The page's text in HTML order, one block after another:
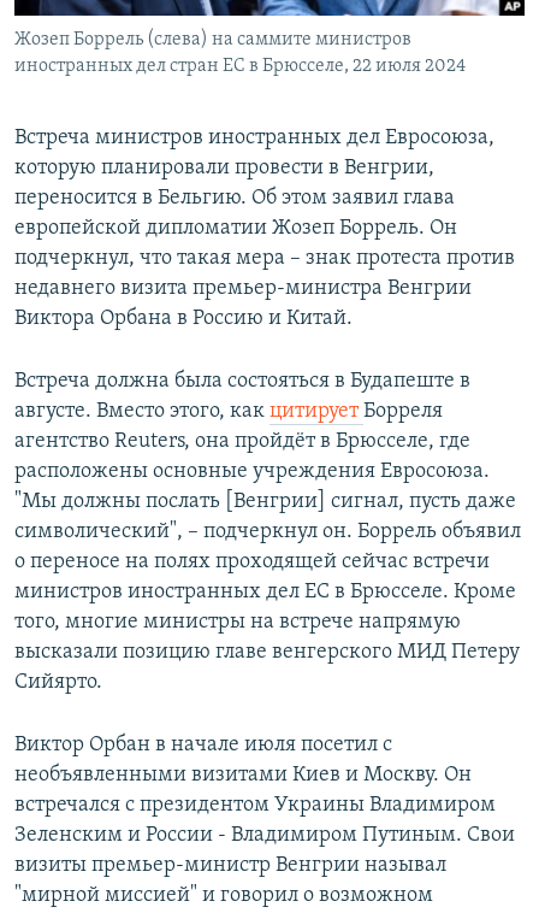
Жозеп Боррель (слева) на саммите министров
иностранных дел стран ЕС в Брюсселе, 22 июля 2024
Встреча министров иностранных дел Евросоюза,
которую планировали провести в Венгрии,
переносится в Бельгию. Об этом заявил глава
европейской дипломатии Жозеп Боррель. Он
подчеркнул, что такая мера – знак протеста против
недавнего визита премьер-министра Венгрии
Виктора Орбана в Россию и Китай.
Встреча должна была состояться в Будапеште в
августе. Вместо этого, как цитируетБорреля
агентство Reuters, она пройдёт в Брюсселе, где
расположены основные учреждения Евросоюза.
"Мы должны послать [Венгрии] сигнал, пусть даже
символический", – подчеркнул он. Боррель объявил
о переносе на полях проходящей сейчас встречи
министров иностранных дел ЕС в Брюсселе. Кроме
того, многие министры на встрече напрямую
высказали позицию главе венгерского МИД Петеру
Сийярто.
Виктор Орбан в начале июля посетил с
необъявленными визитами Киев и Москву. Он
встречался с президентом Украины Владимиром
Зеленским и России - Владимиром Путиным. Свои
визиты премьер-министр Венгрии называл
"мирной миссией" и говорил о возможном